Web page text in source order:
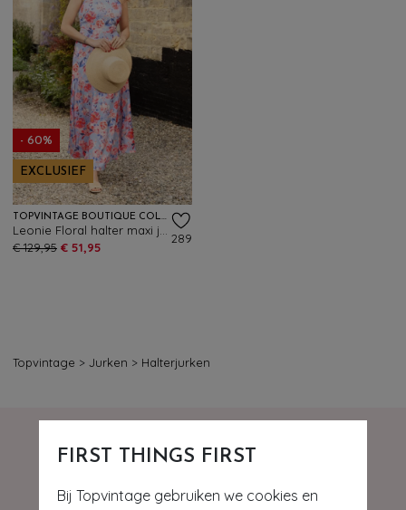
FIRST THINGS FIRST
Bij Topvintage gebruiken we cookies en
- 60%
EXCLUSIEF
TOPVINTAGE BOUTIQUE COLLECTION
€ 129,95 € 51,95
289
Topvintage > Jurken > Halterjurken